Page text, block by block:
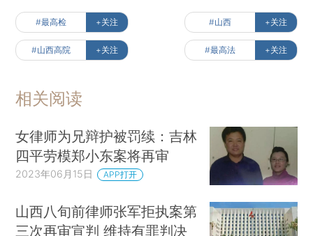
#最高检 +关注 #山西 +关注
#山西高院 +关注 #最高法 +关注
相关阅读
女律师为兄辩护被罚续：吉林
四平劳模郑小东案将再审
2023年06月15日 APP打开
山西八旬前律师张军拒执案第
三次再审宣判 维持有罪判决